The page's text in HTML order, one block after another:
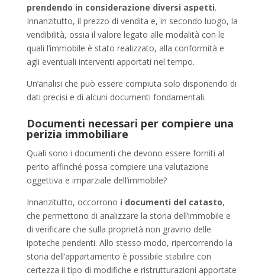
prendendo in considerazione diversi aspetti.
Innanzitutto, il prezzo di vendita e, in secondo luogo, la
vendibilità, ossia il valore legato alle modalità con le
quali l’immobile è stato realizzato, alla conformità e
agli eventuali interventi apportati nel tempo.
Un’analisi che può essere compiuta solo disponendo di
dati precisi e di alcuni documenti fondamentali.
Documenti necessari per compiere una
perizia immobiliare
Quali sono i documenti che devono essere forniti al
perito affinché possa compiere una valutazione
oggettiva e imparziale dell’immobile?
Innanzitutto, occorrono i documenti del catasto,
che permettono di analizzare la storia dell’immobile e
di verificare che sulla proprietà non gravino delle
ipoteche pendenti. Allo stesso modo, ripercorrendo la
storia dell’appartamento è possibile stabilire con
certezza il tipo di modifiche e ristrutturazioni apportate